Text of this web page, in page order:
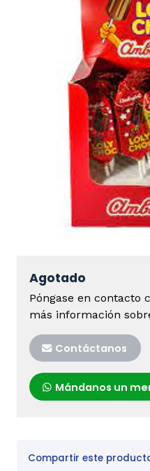
Agotado
Póngase en contacto
más información
Contáctanos
Mándanos un
Compartir este